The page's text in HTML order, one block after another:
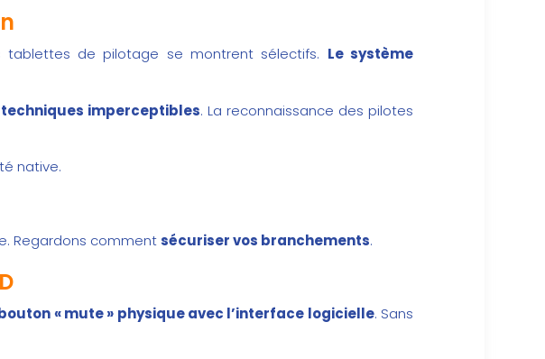
tablettes de pilotage se montrent sélectifs. Le système
imperceptibles. La reconnaissance des pilotes
native.
Regardons commentsécuriser vos branchements.
« mute » physique avec l’interface logicielle. Sans